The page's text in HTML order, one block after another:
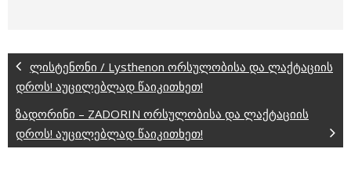
ლისტენონი / Lysthenon ორსულობისა და ლაქტაციის
დროს! აუცილებლად წაიკითხეთ!
ზადორინი – ZADORIN ორსულობისა და ლაქტაციის
დროს! აუცილებლად წაიკითხეთ!